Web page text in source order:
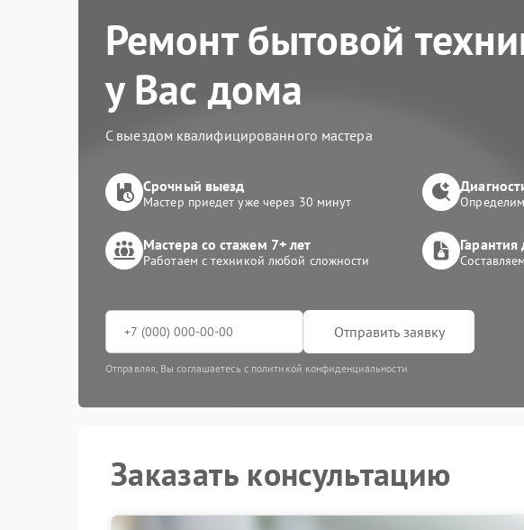
Ремонт бытовой
у Вас дома
С выездом квалифицированного мастера
Срочный выезд
Мастер приедет уже через 30 минут
Мастера со стажем 7+ лет
Работаем с техникой любой сложности
Отправить заявку
Отправляя, Вы соглашаетесь с политикой конфиденциальности
Заказать консультацию